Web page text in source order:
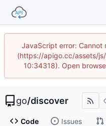
JavaScript error:
(https://apigo.cc/assets/
10:34318). Open
go/discover
Code Issues